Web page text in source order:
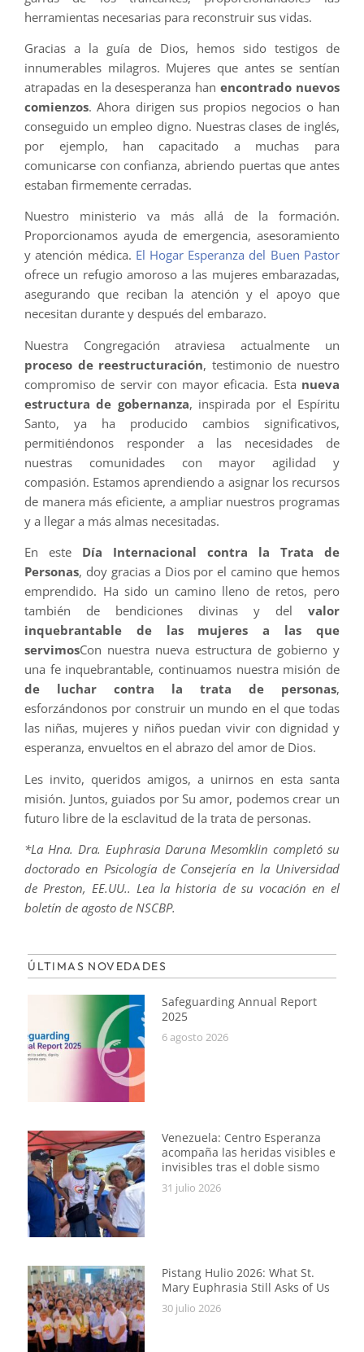
herramientas necesarias para reconstruir sus vidas.
Gracias a la guía de Dios, hemos sido testigos de
innumerables milagros. Mujeres que antes se sentían
atrapadas en la desesperanza hanencontrado nuevos
comienzos. Ahora dirigen sus propios negocios o han
conseguido un empleo digno. Nuestras clases de inglés,
por ejemplo, han capacitado a muchas para
comunicarse con confianza, abriendo puertas que antes
estaban firmemente cerradas.
Nuestro ministerio va más allá de la formación.
Proporcionamos ayuda de emergencia, asesoramiento
y atención médica. El Hogar Esperanza del Buen Pastor
ofrece un refugio amoroso a las mujeres embarazadas,
asegurando que reciban la atención y el apoyo que
necesitan durante y después del embarazo.
Nuestra Congregación atraviesa actualmente un
proceso de reestructuración, testimonio de nuestro
compromiso de servir con mayor eficacia. Esta nueva
estructura de gobernanza, inspirada por el Espíritu
Santo, ya ha producido cambios significativos,
permitiéndonos responder a las necesidades de
nuestras comunidades con mayor agilidad y
compasión. Estamos aprendiendo a asignar los recursos
de manera más eficiente, a ampliar nuestros programas
y a llegar a más almas necesitadas.
En este Día Internacional contra la Trata de
Personas, doy gracias a Dios por el camino que hemos
emprendido. Ha sido un camino lleno de retos, pero
también de bendiciones divinas y del valor
inquebrantable de las mujeres a las que
servimosCon nuestra nueva estructura de gobierno y
una fe inquebrantable, continuamos nuestra misión de
de luchar contra la trata de personas,
esforzándonos por construir un mundo en el que todas
las niñas, mujeres y niños puedan vivir con dignidad y
esperanza, envueltos en el abrazo del amor de Dios.
Les invito, queridos amigos, a unirnos en esta santa
misión. Juntos, guiados por Su amor, podemos crear un
futuro libre de la esclavitud de la trata de personas.
*La Hna. Dra. Euphrasia Daruna Mesomklin completó su
doctorado en Psicología de Consejería en la Universidad
de Preston, EE.UU.. Lea la historia de su vocación en el
boletín de agosto de NSCBP.
ÚLTIMAS NOVEDADES
Safeguarding Annual Report
2025
6 agosto 2026
Venezuela: Centro Esperanza
acompaña las heridas visibles e
invisibles tras el doble sismo
31 julio 2026
Pistang Hulio 2026: What St.
Mary Euphrasia Still Asks of Us
30 julio 2026